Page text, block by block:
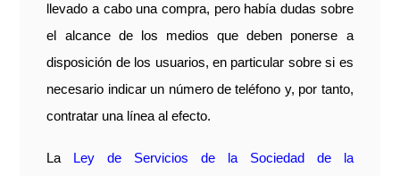
llevado a cabo una compra, pero había dudas sobre
el alcance de los medios que deben ponerse a
disposición de los usuarios, en particular sobre si es
necesario indicar un número de teléfono y, por tanto,
contratar una línea al efecto.
La Ley de Servicios de la Sociedad de la